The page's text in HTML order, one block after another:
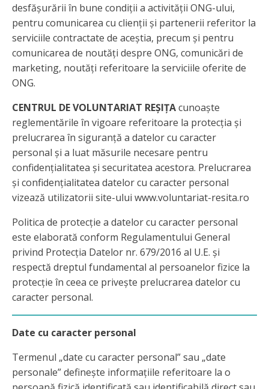
desfășurării în bune condiții a activității ONG-ului,
pentru comunicarea cu clienții și partenerii referitor la
serviciile contractate de aceștia, precum și pentru
comunicarea de noutăți despre ONG, comunicări de
marketing, noutăți referitoare la serviciile oferite de
ONG.
CENTRUL DE VOLUNTARIAT REȘIȚAcunoaște
reglementările în vigoare referitoare la protecția și
prelucrarea în siguranță a datelor cu caracter
personal și a luat măsurile necesare pentru
confidențialitatea și securitatea acestora. Prelucrarea
și confidențialitatea datelor cu caracter personal
vizează utilizatorii site-ului www.voluntariat-resita.ro
Politica de protecție a datelor cu caracter personal
este elaborată conform Regulamentului General
privind Protecția Datelor nr. 679/2016 al U.E. și
respectă dreptul fundamental al persoanelor fizice la
protecție în ceea ce privește prelucrarea datelor cu
caracter personal.
Date cu caracter personal
Termenul „date cu caracter personal” sau „date
personale” definește informațiile referitoare la o